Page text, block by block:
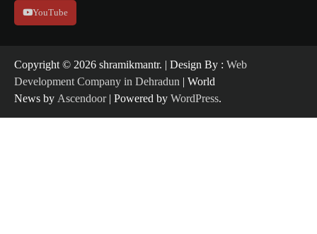
YouTube
Copyright ©️ 2026 shramikmantr. | Design By : Web
Development Company in Dehradun | World
News by Ascendoor| Powered by WordPress.